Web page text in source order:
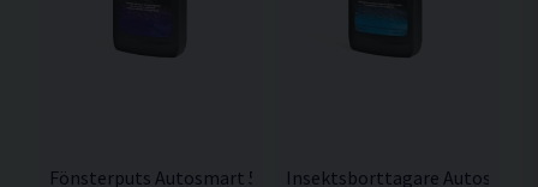
Fönsterputs Autosmart 500mlInsektsborttagare Autosmart